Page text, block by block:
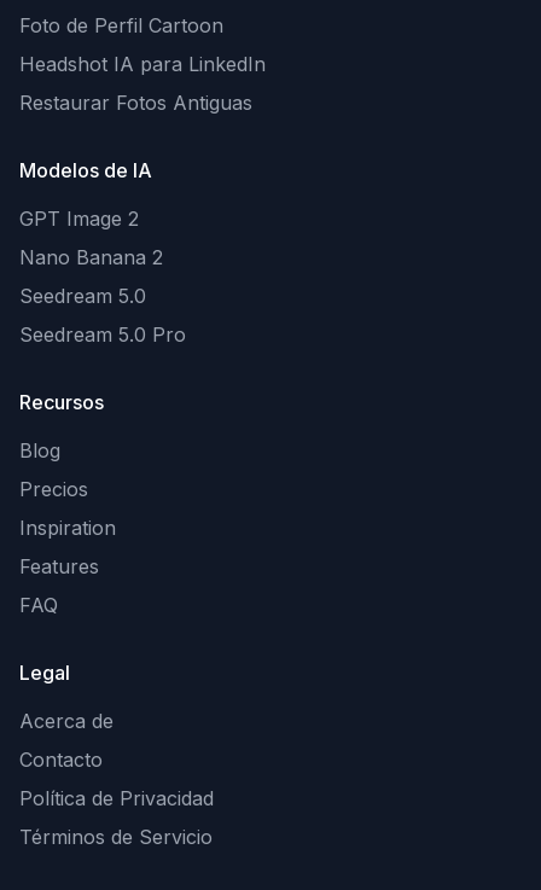
Foto de Perfil Cartoon
Headshot IA para LinkedIn
Restaurar Fotos Antiguas
Modelos de IA
GPT Image 2
Nano Banana 2
Seedream 5.0
Seedream 5.0 Pro
Recursos
Blog
Precios
Inspiration
Features
FAQ
Legal
Acerca de
Contacto
Política de Privacidad
Términos de Servicio